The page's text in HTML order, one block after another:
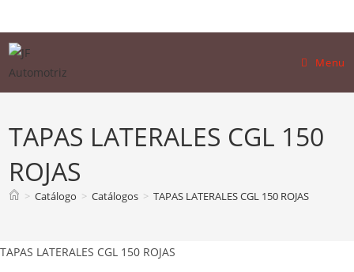
to
content
Menu
TAPAS LATERALES CGL 150
ROJAS
> Catálogo > Catálogos > TAPAS LATERALES CGL 150 ROJAS
TAPAS LATERALES CGL 150 ROJAS